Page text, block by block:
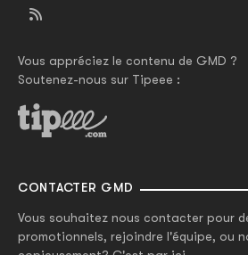
Vous appréciez le contenu de GMD ?
Soutenez-nous sur Tipeee :
CONTACTER GMD
Vous souhaitez nous contacter pour
promotionnels, rejoindre l'équipe, ou